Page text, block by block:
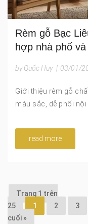
Rèm gỗ Bạc
hợp nhà phố
by Quốc Huy | 03/01/
Giới thiệu rèm gỗ
màu sắc, dễ phối nội
read more
Trang 1 trên
25
1 2 3
cuối »